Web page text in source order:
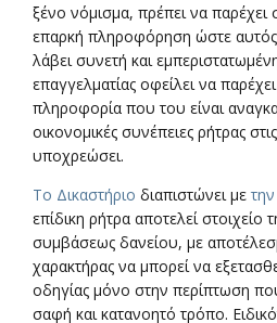
ξένο νόμισμα, πρέπει να παρέχει
επαρκή πληροφόρηση ώστε αυτός
λάβει συνετή και
επαγγελματίας οφείλει να
πληροφορία που του είναι
οικονομικές συνέπειες ρήτρας
υποχρεώσει.
Το Δικαστήριο διαπιστώνει με
επίδικη ρήτρα αποτελεί στοιχείο
συμβάσεως δανείου, με
χαρακτήρας να μπορεί να
οδηγίας μόνο στην περίπτωση
σαφή και κατανοητό τρόπο.